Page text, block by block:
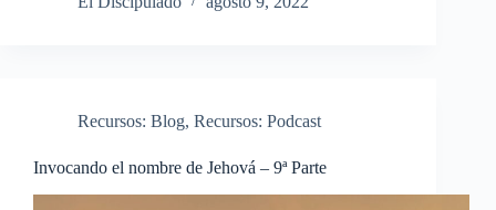
Recursos: Blog, Recursos: Podcast
Invocando el nombre de Jehová – 9ª Parte